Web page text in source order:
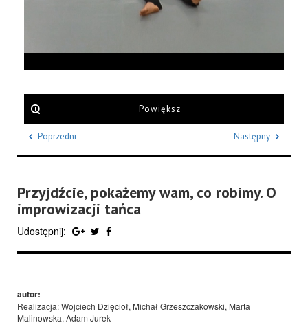
Powiększ
Poprzedni Następny
Przyjdźcie, pokażemy wam, co robimy. O
improwizacji tańca
Udostępnij:
autor:
Realizacja: Wojciech Dzięcioł, Michał Grzeszczakowski, Marta
Malinowska, Adam Jurek